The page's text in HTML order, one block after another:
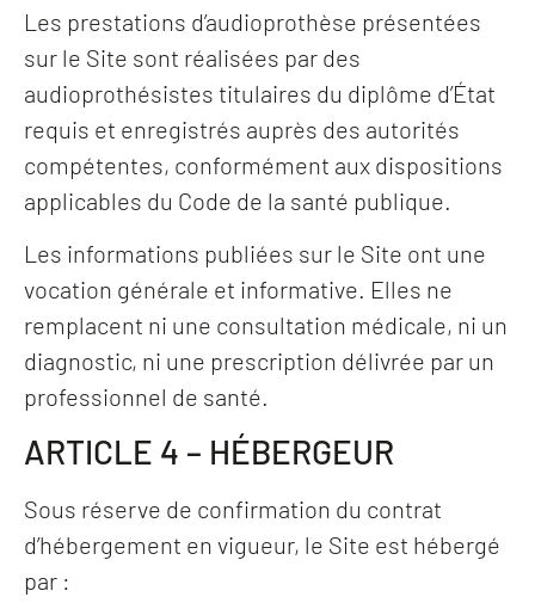
Les prestations d’audioprothèse présentées
sur le Site sont réalisées par des
audioprothésistes titulaires du diplôme d’État
requis et enregistrés auprès des autorités
compétentes, conformément aux dispositions
applicables du Code de la santé publique.
Les informations publiées sur le Site ont une
vocation générale et informative. Elles ne
remplacent ni une consultation médicale, ni un
diagnostic, ni une prescription délivrée par un
professionnel de santé.
ARTICLE 4 – HÉBERGEUR
Sous réserve de confirmation du contrat
d’hébergement en vigueur, le Site est hébergé
par :